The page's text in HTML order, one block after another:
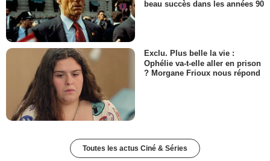
beau succès dans les années 90
Exclu. Plus belle la vie :
Ophélie va-t-elle aller en prison
? Morgane Frioux nous répond
Toutes les actus Ciné & Séries